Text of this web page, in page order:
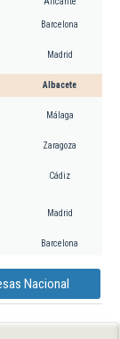
Barcelona
Madrid
Albacete
Málaga
Zaragoza
Cádiz
Madrid
Barcelona
Nacional